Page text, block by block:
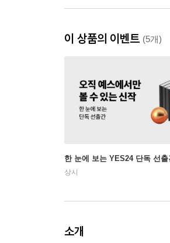
이 상품의 이벤트 (5개)
한 눈에 보는 YES24 단독 선출
상시
소개